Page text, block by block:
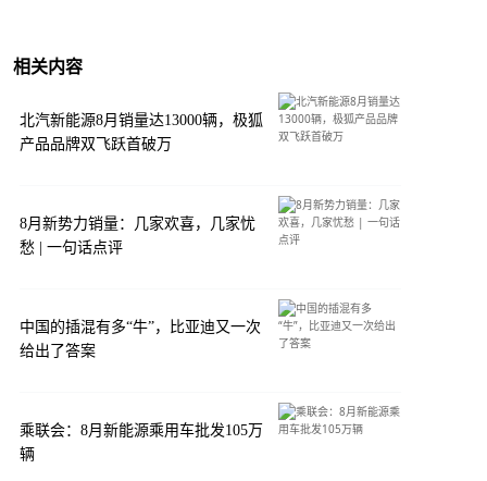
相关内容
北汽新能源8月销量达13000辆，极狐
产品品牌双飞跃首破万
8月新势力销量：几家欢喜，几家忧
愁 | 一句话点评
中国的插混有多“牛”，比亚迪又一次
给出了答案
乘联会：8月新能源乘用车批发105万
辆